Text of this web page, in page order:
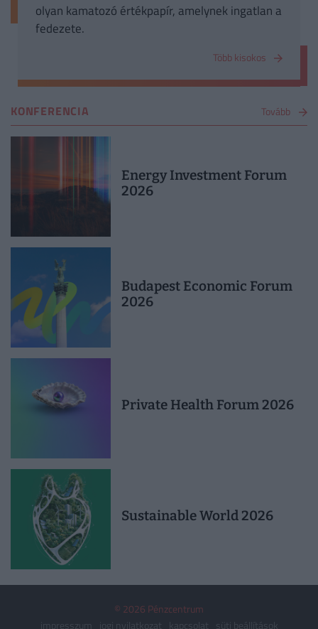
olyan kamatozó értékpapír, amelynek ingatlan a
fedezete.
Több kisokos
KONFERENCIA Tovább
Energy Investment Forum
2026
Budapest Economic Forum
2026
Private Health Forum 2026
Sustainable World 2026
© 2026 Pénzcentrum
impresszum
jogi nyilatkozat kapcsolat süti beállítások